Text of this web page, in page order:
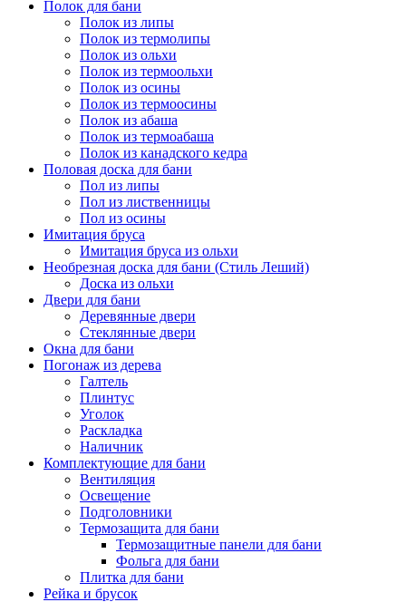
Полок для бани
Полок из липы
Полок из термолипы
Полок из ольхи
Полок из термоольхи
Полок из осины
Полок из термоосины
Полок из абаша
Полок из термоабаша
Полок из канадского кедра
Половая доска для бани
Пол из липы
Пол из лиственницы
Пол из осины
Имитация бруса
Имитация бруса из ольхи
Необрезная доска для бани (Стиль Леший)
Доска из ольхи
Двери для бани
Деревянные двери
Стеклянные двери
Окна для бани
Погонаж из дерева
Галтель
Плинтус
Уголок
Раскладка
Наличник
Комплектующие для бани
Вентиляция
Освещение
Подголовники
Термозащита для бани
Термозащитные панели для бани
Фольга для бани
Плитка для бани
Рейка и брусок